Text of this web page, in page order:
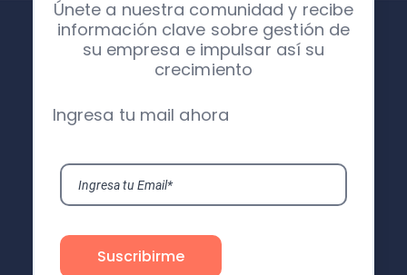
Únete a nuestra comunidad y recibe
información clave sobre gestión de
su empresa e impulsar así su
crecimiento
Ingresa tu mail ahora